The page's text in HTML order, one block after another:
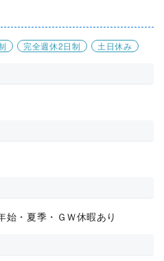
完全週休2日制 土日休み
・夏季・ＧＷ休暇あり